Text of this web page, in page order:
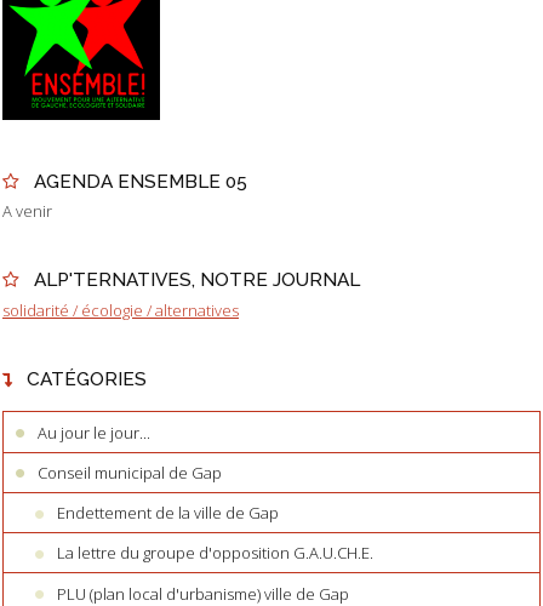
AGENDA ENSEMBLE 05
A venir
ALP'TERNATIVES, NOTRE JOURNAL
solidarité / écologie / alternatives
CATÉGORIES
Au jour le jour...
Conseil municipal de Gap
Endettement de la ville de Gap
La lettre du groupe d'opposition G.A.U.CH.E.
PLU (plan local d'urbanisme) ville de Gap